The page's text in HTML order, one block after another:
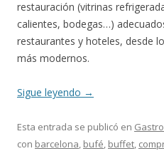
restauración (vitrinas
calientes, bodegas…)
restaurantes y hoteles, desde
más modernos.
Sigue leyendo →
Esta entrada se publicó en
con barcelona bufé buffet